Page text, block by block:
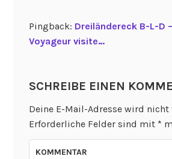
Pingback: Dreiländereck B-L-D
Voyageur visite…
SCHREIBE EINEN
Deine E-Mail-Adresse wird
Erforderliche Felder sind mit *
KOMMENTAR